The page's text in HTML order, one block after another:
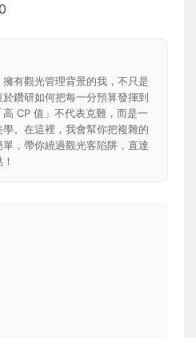
有觀光管理背景的我，不只是
鑽研如何把每一分預算發揮到
CP 值」不代表克難，而是一
。在這裡，我會幫你把複雜的
，帶你繞過觀光客陷阱，直達